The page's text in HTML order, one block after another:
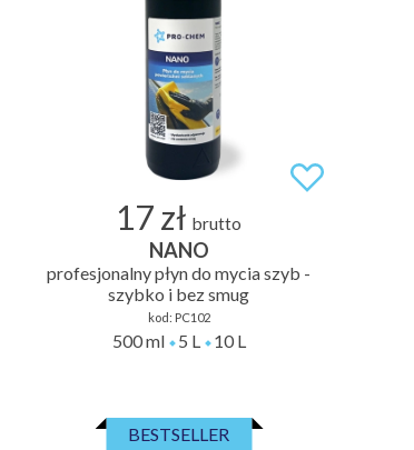
17 zł brutto
NANO
profesjonalny płyn do mycia szyb -
szybko i bez smug
kod: PC102
500 ml 5 L 10 L
BESTSELLER